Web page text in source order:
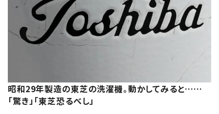
昭和29年製造の東芝の洗濯機。動かしてみると……
「驚き」「東芝恐るべし」